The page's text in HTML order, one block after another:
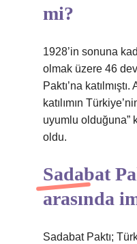
mi?
1928’in sonuna
olmak üzere 46
Paktı’na
katılımın
uyumlu olduğuna”
oldu.
Sadabat
arasında
Sadabat Paktı;